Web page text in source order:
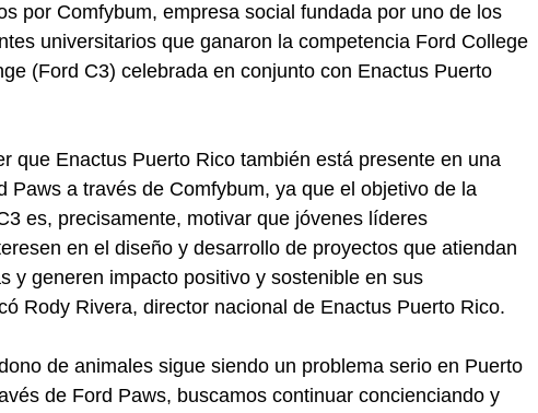
por Comfybum, empresa social fundada por uno de los
universitarios que ganaron la competencia Ford College
(Ford C3) celebrada en conjunto con Enactus Puerto
que Enactus Puerto Rico también está presente en una
Paws a través de Comfybum, ya que el objetivo de la
es, precisamente, motivar que jóvenes líderes
en el diseño y desarrollo de proyectos que atiendan
y generen impacto positivo y sostenible en sus
Rody Rivera, director nacional de Enactus Puerto Rico.
de animales sigue siendo un problema serio en Puerto
de Ford Paws, buscamos continuar concienciando y